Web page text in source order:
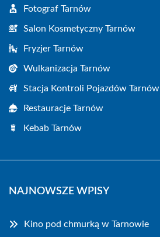
Fotograf Tarnów
Salon Kosmetyczny Tarnów
Fryzjer Tarnów
Wulkanizacja Tarnów
Stacja Kontroli Pojazdów Tarnów
Restauracje Tarnów
Kebab Tarnów
NAJNOWSZE WPISY
Kino pod chmurką w Tarnowie